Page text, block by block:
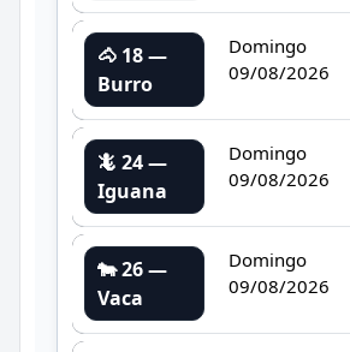
🐴 18 —
Burro
Domingo
09/08/2026
🦎 24 —
Iguana
Domingo
09/08/2026
🐄 26 —
Vaca
Domingo
09/08/2026